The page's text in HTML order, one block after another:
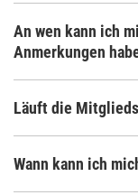
An wen kann ich
Anmerkungen
Läuft die
Wann kann ich